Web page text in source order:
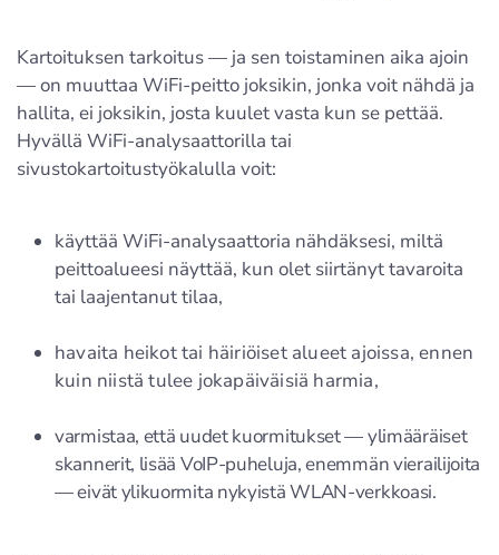
Kartoituksen tarkoitus — ja sen toistaminen aika ajoin
— on muuttaa WiFi-peitto joksikin, jonka voit nähdä ja
hallita, ei joksikin, josta kuulet vasta kun se pettää.
Hyvällä WiFi-analysaattorilla tai
sivustokartoitustyökalulla voit:
käyttää WiFi-analysaattoria nähdäksesi, miltä
peittoalueesi näyttää, kun olet siirtänyt tavaroita
tai laajentanut tilaa,
havaita heikot tai häiriöiset alueet ajoissa, ennen
kuin niistä tulee jokapäiväisiä harmia,
varmistaa, että uudet kuormitukset — ylimääräiset
skannerit, lisää VoIP-puheluja, enemmän vierailijoita
— eivät ylikuormita nykyistä WLAN-verkkoasi.